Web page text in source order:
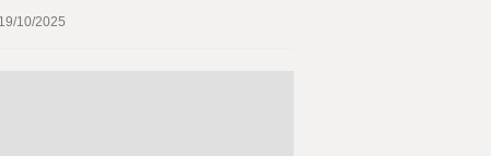
19/10/2025